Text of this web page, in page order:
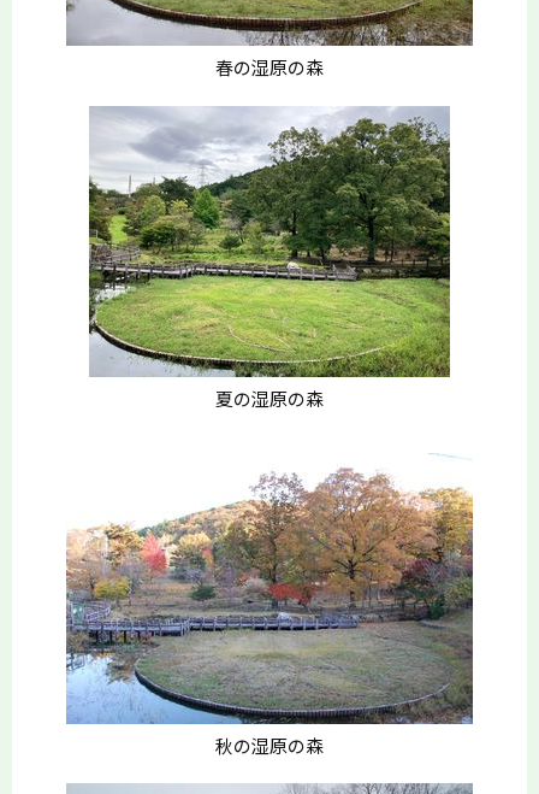
春の湿原の森
夏の湿原の森
秋の湿原の森